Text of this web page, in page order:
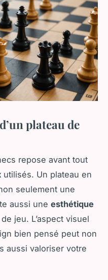
plateau de
repose avant tout
utilisés. Un plateau en
seulement une
aussi une esthétique
jeu. L’aspect visuel
bien pensé peut non
aussi valoriser votre